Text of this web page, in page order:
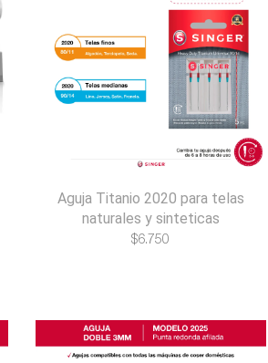
Aguja Titanio 2020 para telas
naturales y sinteticas
$6.750